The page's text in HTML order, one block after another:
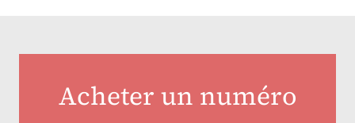
Acheter un numéro